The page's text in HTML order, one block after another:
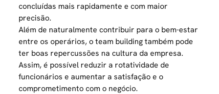
concluídas mais rapidamente e com maior
precisão.
Além de naturalmente contribuir para o bem-estar
entre os operários, o team building também pode
ter boas repercussões na cultura da empresa.
Assim, é possível reduzir a rotatividade de
funcionários e aumentar a satisfação e o
comprometimento com o negócio.